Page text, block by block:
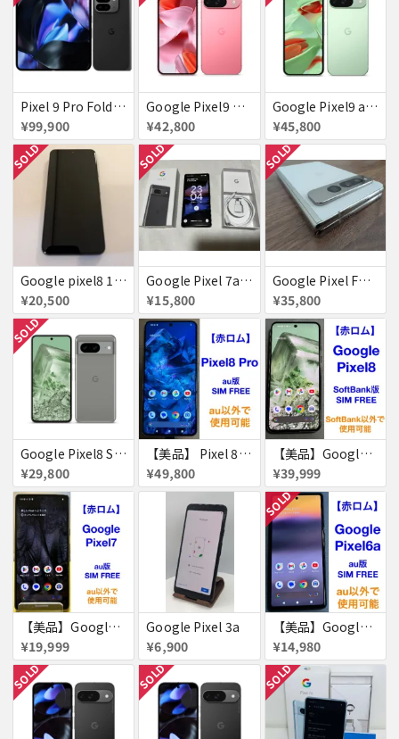
Pixel 9 Pro Fold 256GB Obsidian docomo 送料無料
¥99,900
Google Pixel9 Peony 128GB / 12GB SoftBank SIMフリー 送料無料
¥42,800
Google Pixel9 au Wintergreen 128GB / 12GB 送料無料
¥45,800
SOLD
Google pixel8 128GB obsidian 付属品完備
¥20,500
SOLD
Google Pixel 7a チャコール docomo版 付属品完備【赤ロム】
¥15,800
SOLD
Google Pixel Fold ポーセリン 不具合なし
¥35,800
SOLD
Google Pixel8 SoftBank SIMフリー 送料無料
¥29,800
【美品】 Pixel 8 Pro 256GB 赤ロム
¥49,800
【美品】Google Pixel8 128GB 赤ロム
¥39,999
【美品】Google Pixel7 128GB 赤ロム
¥19,999
Google Pixel 3a
¥6,900
SOLD
【美品】Google Pixel 6a 128GB 赤ロム
¥14,980
SOLD SOLD SOLD